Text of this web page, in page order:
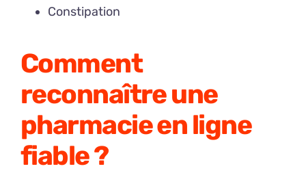
Constipation
Comment
reconnaître une
pharmacie en ligne
fiable ?